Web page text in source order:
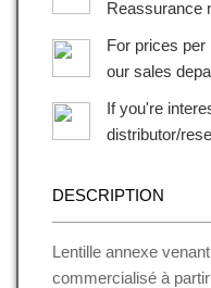
Reassurance
For prices per
our sales
If you're
distributor/
DESCRIPTION
Lentille annexe
commercialisé à